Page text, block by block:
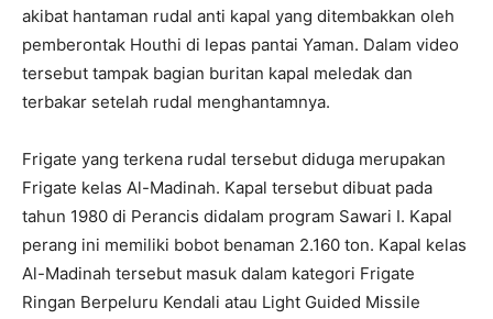
akibat hantaman rudal anti kapal yang ditembakkan oleh
pemberontak Houthi di lepas pantai Yaman. Dalam video
tersebut tampak bagian buritan kapal meledak dan
terbakar setelah rudal menghantamnya.
Frigate yang terkena rudal tersebut diduga merupakan
Frigate kelas Al-Madinah. Kapal tersebut dibuat pada
tahun 1980 di Perancis didalam program Sawari I. Kapal
perang ini memiliki bobot benaman 2.160 ton. Kapal kelas
Al-Madinah tersebut masuk dalam kategori Frigate
Ringan Berpeluru Kendali atau Light Guided Missile